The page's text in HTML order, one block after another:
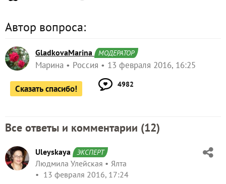
Автор вопроса:
GladkovaMarina МОДЕРАТОР
Марина Россия 13 февраля 2016, 16:25
Сказать спасибо! 4982
Все ответы и комментарии (12)
Uleyskaya ЭКСПЕРТ
Людмила Улейская
Ялта
13 февраля 2016, 17:24